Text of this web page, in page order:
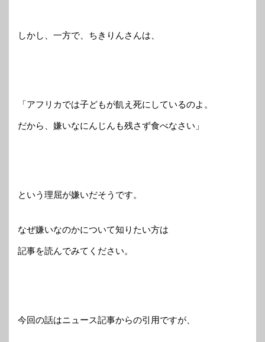
しかし、一方で、ちきりんさんは、
「アフリカでは子どもが飢え死にしているのよ。
だから、嫌いなにんじんも残さず食べなさい」
という理屈が嫌いだそうです。
なぜ嫌いなのかについて知りたい方は
記事を読んでみてください。
今回の話はニュース記事からの引用ですが、